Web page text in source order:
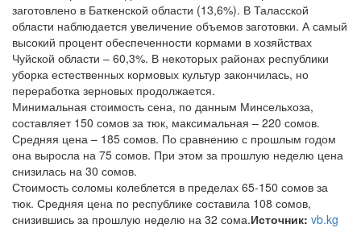
заготовлено в Баткенской области (13,6%). В Таласской
области наблюдается увеличение объемов заготовки. А самый
высокий процент обеспеченности кормами в хозяйствах
Чуйской области – 60,3%. В некоторых районах республики
уборка естественных кормовых культур закончилась, но
переработка зерновых продолжается.
Минимальная стоимость сена, по данным Минсельхоза,
составляет 150 сомов за тюк, максимальная – 220 сомов.
Средняя цена – 185 сомов. По сравнению с прошлым годом
она выросла на 75 сомов. При этом за прошлую неделю цена
снизилась на 30 сомов.
Стоимость соломы колеблется в пределах 65-150 сомов за
тюк. Средняя цена по республике составила 108 сомов,
снизившись за прошлую неделю на 32 сома.Источник: vb.kg